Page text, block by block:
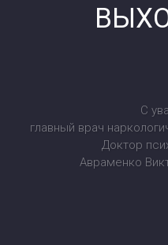
С
главный врач
Доктор
Авраменко